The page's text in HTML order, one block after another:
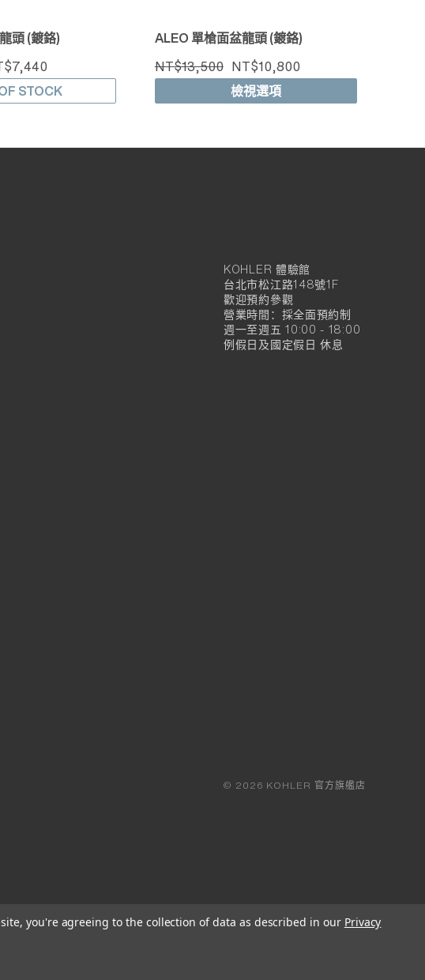
頭 (鍍鉻)
STOCK
ALEO 單槍面盆龍頭 (鍍鉻)
NT$13,500 NT$10,800
檢視選項
KOHLER
官
方
旗
KOHLER 體驗館
台北市松江路148號1F
歡迎預約參觀
營業時間：採全面預約制
週一至週五 10:00 - 18:00
例假日及國定假日 休息
© 2026 KOHLER 官方旗艦店
you're agreeing to the collection of data as described in our Privacy